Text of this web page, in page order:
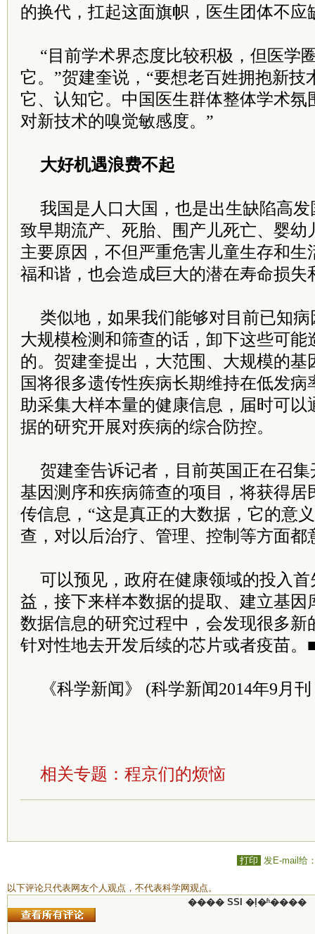
的换代，扛起这面旗帜，医生团体不应
“目前学术界态度比较积极，但医学
它。”贺建奎说，“要想老百姓拥抱新技
它、认知它。中国医生群体整体学术氛
对新技术的嗅觉敏感度。”
大好机遇浪费不起
我国是人口大国，也是出生缺陷高
致早期流产、死胎、围产儿死亡、婴幼
主要原因，不但严重危害儿童生存和生
福和谐，也会造成巨大的潜在寿命损失
类似地，如果我们能够对目前已知
大规模检测和筛查的话，卸下这些可能
的。贺建奎提出，大范围、大规模的基
国将很多遗传性疾病长期维持在低发病
助采集大样本量的健康信息，届时可以
据的研究开展对疾病的综合防控。
贺建奎告诉记者，目前英国正在召
基因测序和疾病筛查的项目，将获得居
传信息，“这是真正的大数据，它的意
查，对以后治疗、管理、控制等方面都
可以预见，政府在健康领域的投入
益，接下来样本数据的提取、建立基因
数据信息的研究过程中，会发现很多新
针对性地去开发后续的芯片或者疫苗。
《科学新闻》 (科学新闻2014年9月
相关专题： 程京们的烦恼
打印 发E-mail给
以下评论只代表网友个人观点，不代表科学网观点。
���� SSI �ļ�ʱ����